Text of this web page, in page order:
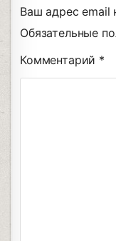
Ваш адрес email
Обязательные
Комментарий *